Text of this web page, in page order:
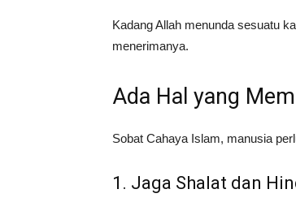
Kadang Allah menunda sesuatu
menerimanya.
Ada Hal yang
Sobat Cahaya Islam, manusia
1. Jaga Shalat dan